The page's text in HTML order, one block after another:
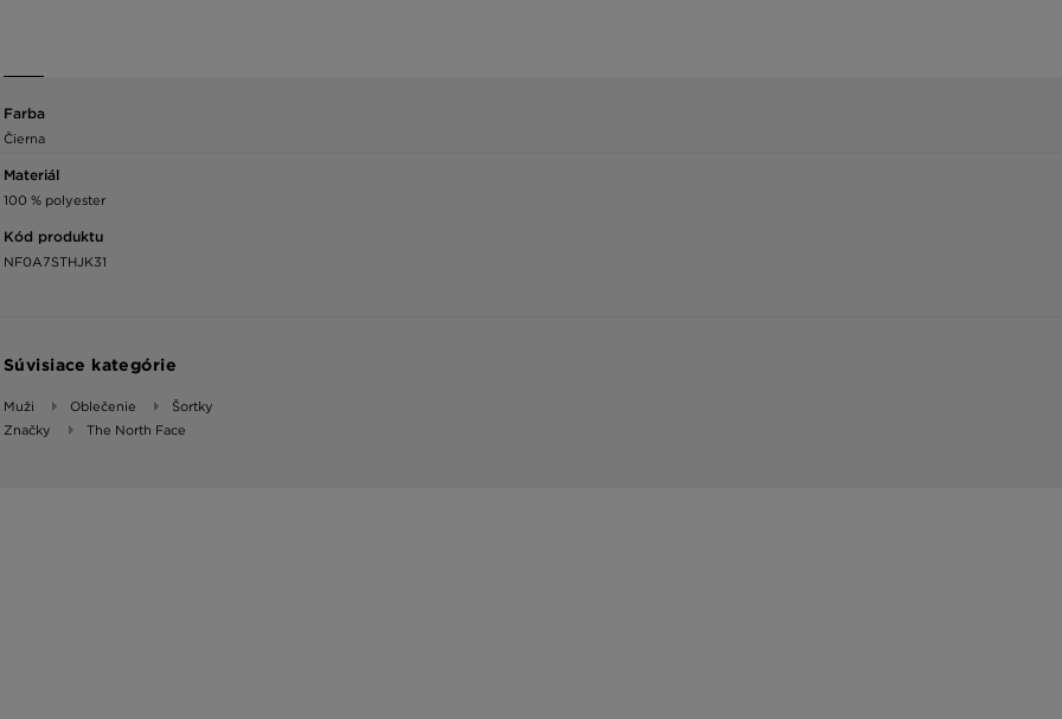
Farba
Čierna
Materiál
100 % polyester
Kód produktu
NF0A7STHJK31
Súvisiace kategórie
Muži Oblečenie
Šortky
Značky
The North Face